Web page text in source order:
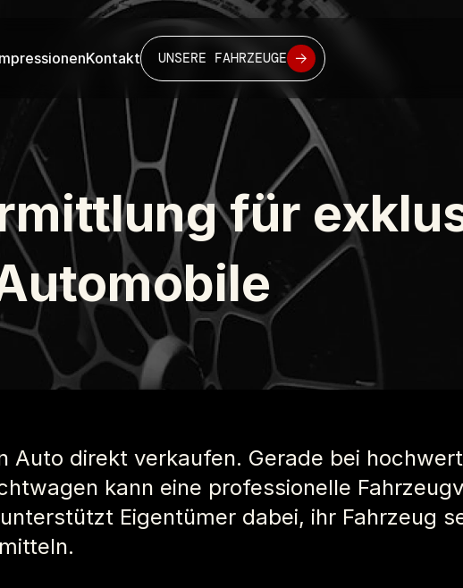
für
Auto direkt verkaufen. Gerade bei
kann eine professionelle
Eigentümer dabei, ihr Fahrzeug
Kontakt UNSERE FAHRZEUGE